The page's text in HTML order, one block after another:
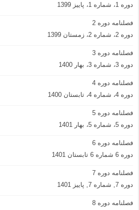
دوره 1، شماره 1، پاییز 1399
فصلنامه دوره 2
دوره 2، شماره 2، زمستان 1399
فصلنامه دوره 3
دوره 3، شماره 3، بهار 1400
فصلنامه دوره 4
دوره 4، شماره 4، تابستان 1400
فصلنامه دوره 5
دوره 5، شماره 5، بهار 1401
فصلنامه دوره 6
دوره 6 شماره 6 تابستان 1401
فصلنامه دوره 7
دوره 7, شماره 7, پاییز 1401
فصلنامه دوره 8